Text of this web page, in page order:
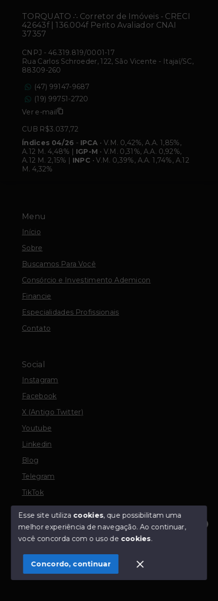
Olá! Estamos disponíveis para te ajudar.
Menu
Início
Sobre
Buscamos Para Você
Consórcio e Investimento Ademicon
Financie
Especialidades Profissionais
Contato
Social
Instagram
Facebook
X (Antigo Twitter)
Youtube
Linkedin
Blog
Telegram
TikTok
© Copyright 2026 - TORQUATO ∴ Corretor de Imóveis
- CRECI 42643f | 136.004f Perito Avaliador CNAI 37357
SITE PARA IMOBILIARIA
TORQUATO ∴ Corretor de Imóveis - CRECI
42643f | 136.004f Perito Avaliador CNAI
37357
CNPJ - 46.319.819/0001-17
Rua Carlos Schroeder, 122, São Vicente - Itajaí/SC,
88309-260
(47) 99147-9687
(19) 99751-2720
Ver e-mail
CUB R$3.037,72
Índices 04/26 - IPCA • V.M. 0,42%, A.A. 1,85%,
A.12 M. 4,48% | IGP-M • V.M. 0,31%, A.A. 0,92%,
A.12 M. 2,15% | INPC • V.M. 0,39%, A.A. 1,74%, A.12
M. 4,32%
Esse site utiliza cookies, que possibilitam uma
melhor experiência de navegação.Ao continuar,
você concorda com o uso de cookies.
Concordo, continuar